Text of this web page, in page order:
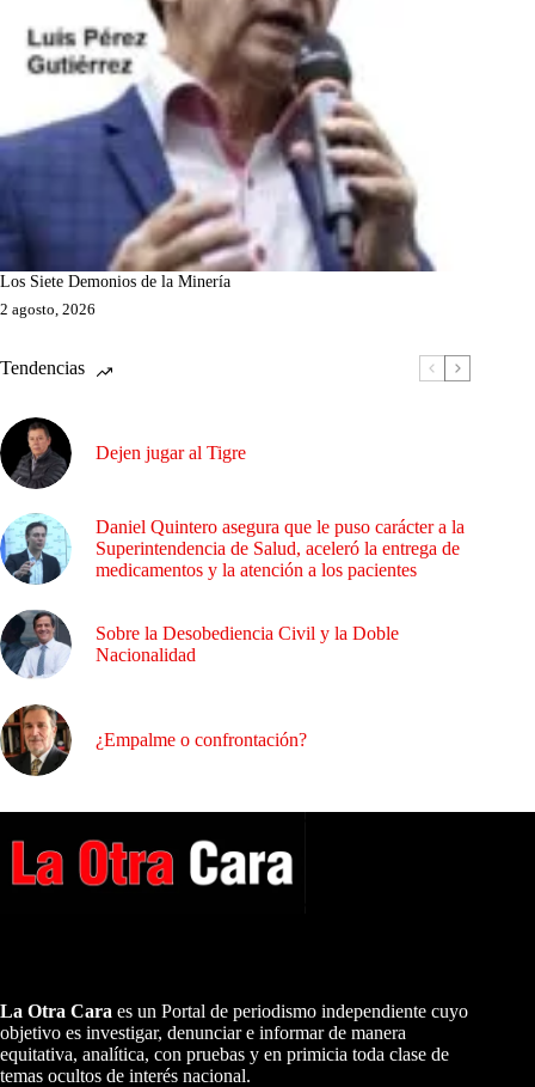
Los Siete Demonios de la Minería
2 agosto, 2026
Tendencias
Dejen jugar al Tigre
Daniel Quintero asegura que le puso carácter a la
Superintendencia de Salud, aceleró la entrega de
medicamentos y la atención a los pacientes
Sobre la Desobediencia Civil y la Doble
Nacionalidad
¿Empalme o confrontación?
La Otra Cara es un Portal de periodismo independiente cuyo
objetivo es investigar, denunciar e informar de manera
equitativa, analítica, con pruebas y en primicia toda clase de
temas ocultos de interés nacional.